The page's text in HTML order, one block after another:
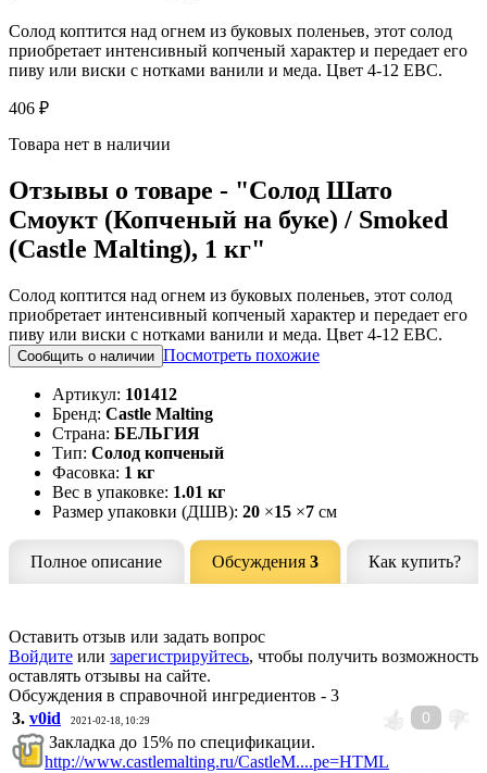
Солод коптится над огнем из буковых поленьев, этот солод
приобретает интенсивный копченый характер и передает его
пиву или виски с нотками ванили и меда. Цвет 4-12 EBC.
406 ₽
Товара нет в наличии
Отзывы о товаре - "Солод Шато
Смоукт (Копченый на буке) / Smoked
(Castle Malting), 1 кг"
Солод коптится над огнем из буковых поленьев, этот солод
приобретает интенсивный копченый характер и передает его
пиву или виски с нотками ванили и меда. Цвет 4-12 EBC.
Сообщить о наличии Посмотреть похожие
Артикул: 101412
Бренд: Castle Malting
Страна: БЕЛЬГИЯ
Тип: Солод копченый
Фасовка: 1 кг
Вес в упаковке: 1.01 кг
Размер упаковки (ДШВ): 20 ×15 ×7 см
Полное описание Обсуждения 3 Как купить?
Оставить отзыв или задать вопрос
Войдите или зарегистрируйтесь, чтобы получить возможность
оставлять отзывы на сайте.
Обсуждения в справочной ингредиентов - 3
0
3. v0id 2021-02-18, 10:29
Закладка до 15% по спецификации.
http://www.castlemalting.ru/CastleM....pe=HTML